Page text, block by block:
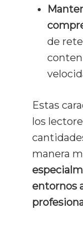
de
Estas
los
manera
entornos